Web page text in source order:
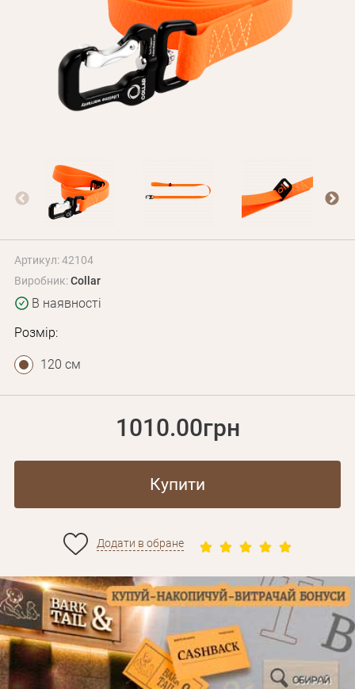
Програма лояльності
Про Нас
Оптовим клієнтам
Контакти
Артикул: 42104
Виробник:Collar
В наявності
Розмір:
120 см
1010.00грн
Купити
Додати в обране